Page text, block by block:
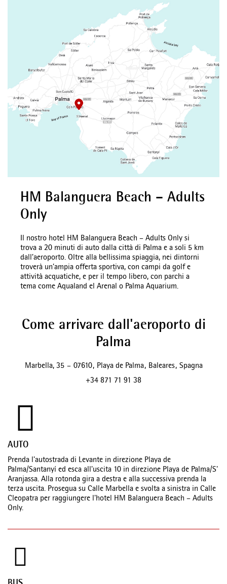
HM Balanguera Beach – Adults
Only
Il nostro hotel HM Balanguera Beach – Adults Only si
trova a 20 minuti di auto dalla città di Palma e a soli 5 km
dall’aeroporto. Oltre alla bellissima spiaggia, nei dintorni
troverà un’ampia offerta sportiva, con campi da golf e
attività acquatiche, e per il tempo libero, con parchi a
tema come Aqualand el Arenal o Palma Aquarium.
Come arrivare dall'aeroporto di
Palma
Marbella, 35 – 07610, Playa de Palma, Baleares, Spagna
+34 871 71 91 38
AUTO
Prenda l'autostrada di Levante in direzione Playa de
Palma/Santanyí ed esca all'uscita 10 in direzione Playa de Palma/S'
Aranjassa. Alla rotonda gira a destra e alla successiva prenda la
terza uscita. Prosegua su Calle Marbella e svolta a sinistra in Calle
Cleopatra per raggiungere l'hotel HM Balanguera Beach – Adults
Only.